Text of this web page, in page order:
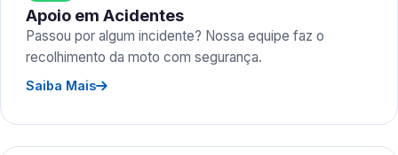
Apoio em Acidentes
Passou por algum incidente? Nossa equipe faz o
recolhimento da moto com segurança.
Saiba Mais